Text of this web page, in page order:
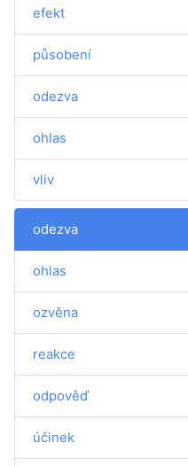
efekt
působení
odezva
ohlas
vliv
odezva
ohlas
ozvěna
reakce
odpověď
účinek